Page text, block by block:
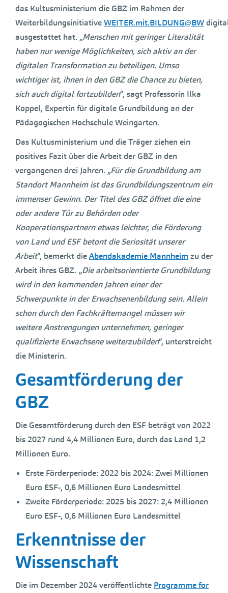
das Kultusministerium die GBZ im Rahmen der
WeiterbildungsinitiativeWEITER.mit.BILDUNG@BW
ausgestattet hat. „Menschen mit geringer Literalität
haben nur wenige Möglichkeiten, sich aktiv an der
digitalen Transformation zu beteiligen. Umso
wichtiger ist, ihnen in den GBZ die Chance zu bieten,
sich auch digital fortzubilden“, sagt Professorin Ilka
Koppel, Expertin für digitale Grundbildung an der
Pädagogischen Hochschule Weingarten.
Das Kultusministerium und die Träger ziehen ein
positives Fazit über die Arbeit der GBZ in den
vergangenen drei Jahren. „Für die Grundbildung am
Standort Mannheim ist das Grundbildungszentrum ein
immenser Gewinn. Der Titel des GBZ öffnet die eine
oder andere Tür zu Behörden oder
Kooperationspartnern etwas leichter, die Förderung
von Land und ESF betont die Seriosität unserer
Arbeit“, bemerkt dieAbendakademie Mannheim zu der
Arbeit ihres GBZ. „Die arbeitsorientierte Grundbildung
wird in den kommenden Jahren einer der
Schwerpunkte in der Erwachsenenbildung sein. Allein
schon durch den Fachkräftemangel müssen wir
weitere Anstrengungen unternehmen, geringer
qualifizierte Erwachsene weiterzubilden“, unterstreicht
die Ministerin.
Gesamtförderung der
GBZ
Die Gesamtförderung durch den ESF beträgt von 2022
bis 2027 rund 4,4 Millionen Euro, durch das Land 1,2
Millionen Euro.
Erste Förderperiode: 2022 bis 2024: Zwei Millionen
Euro ESF-, 0,6 Millionen Euro Landesmittel
Zweite Förderperiode: 2025 bis 2027: 2,4 Millionen
Euro ESF-, 0,6 Millionen Euro Landesmittel
Erkenntnisse der
Wissenschaft
Die im Dezember 2024 veröffentlichte Programme for